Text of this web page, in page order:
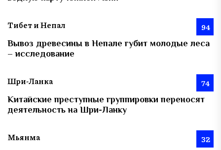
Тибет и Непал 94
Вывоз древесины в Непале губит молодые леса
– исследование
Шри-Ланка 74
Китайские преступные группировки переносят
деятельность на Шри-Ланку
Мьянма 32